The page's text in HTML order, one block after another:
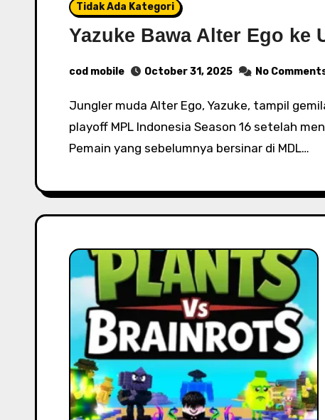
Tidak Ada Kategori
Yazuke Bawa Alter Ego ke
cod mobile October 31, 2025 No
Jungler muda Alter Ego, Yazuke, tampil gemilang membawa timnya lolos ke upper bracket
playoff MPL Indonesia Season 16 setelah
Pemain yang sebelumnya bersinar di MDL…